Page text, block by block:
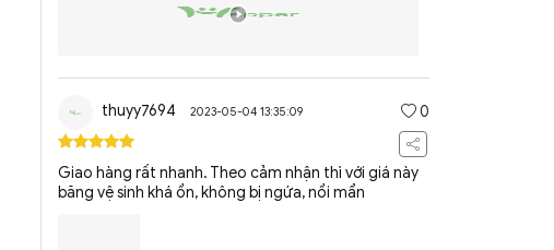
thuyy7694 2023-05-04 13:35:09 0
Giao hàng rất nhanh. Theo cảm nhận thì với giá này
băng vệ sinh khá ổn, không bị ngứa, nổi mẩn